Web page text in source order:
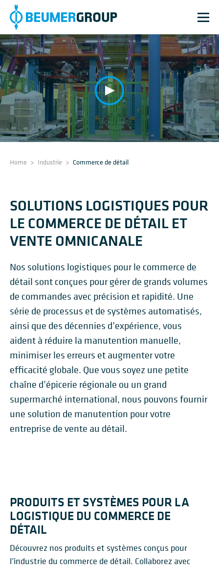
Home > Industrie > Commerce de détail
SOLUTIONS LOGISTIQUES POUR
LE COMMERCE DE DÉTAIL ET
VENTE OMNICANALE
Nos solutions logistiques pour le commerce de
détail sont conçues pour gérer de grands volumes
de commandes avec précision et rapidité. Une
série de processus et de systèmes automatisés,
ainsi que des décennies d’expérience, vous
aident à réduire la manutention manuelle,
minimiser les erreurs et augmenter votre
efficacité globale. Que vous soyez une petite
chaîne d’épicerie régionale ou un grand
supermarché international, nous pouvons fournir
une solution de manutention pour votre
entreprise de vente au détail.
PRODUITS ET SYSTÈMES POUR LA
LOGISTIQUE DU COMMERCE DE
DÉTAIL
Découvrez nos produits et systèmes conçus pour
l’industrie du commerce de détail. Collaborez avec